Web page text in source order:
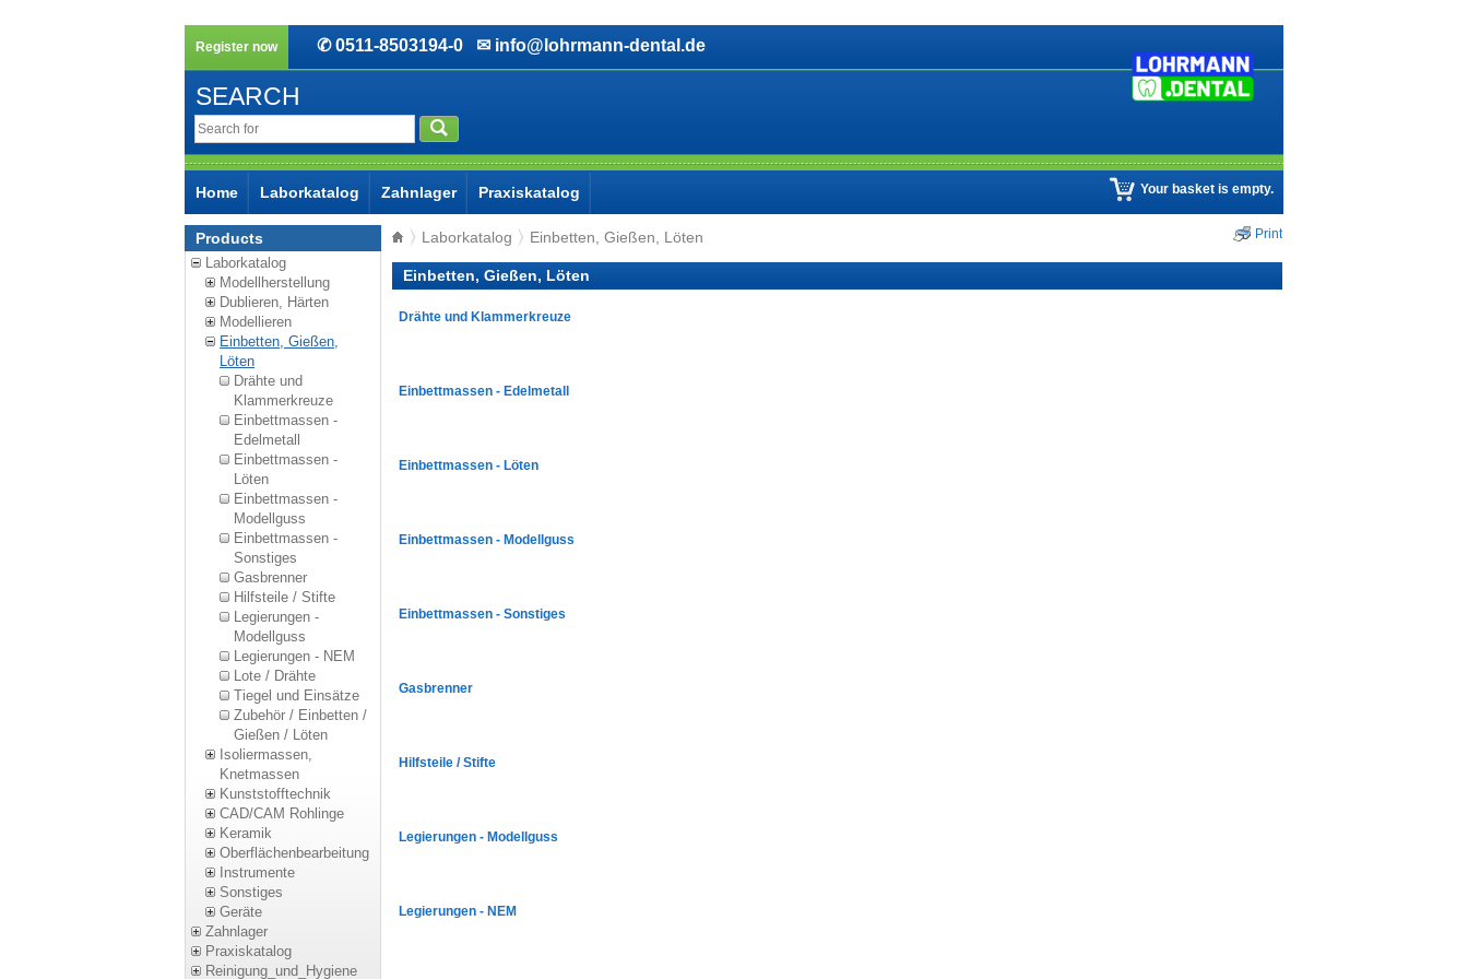
Register now ✆ 0511-8503194-0 ✉ info@lohrmann-dental.de
SEARCH
Home Laborkatalog Zahnlager Praxiskatalog Your basket is empty.
Products
Laborkatalog
Modellherstellung
Dublieren, Härten
Modellieren
Einbetten, Gießen,
Löten
Drähte und
Klammerkreuze
Einbettmassen -
Edelmetall
Einbettmassen -
Löten
Einbettmassen -
Modellguss
Einbettmassen -
Sonstiges
Gasbrenner
Hilfsteile / Stifte
Legierungen -
Modellguss
Legierungen - NEM
Lote / Drähte
Tiegel und Einsätze
Zubehör / Einbetten /
Gießen / Löten
Isoliermassen,
Knetmassen
Kunststofftechnik
CAD/CAM Rohlinge
Keramik
Oberflächenbearbeitung
Instrumente
Sonstiges
Geräte
Zahnlager
Praxiskatalog
Reinigung_und_Hygiene
Print
Laborkatalog Einbetten, Gießen, Löten
Einbetten, Gießen, Löten
Drähte und Klammerkreuze
Einbettmassen - Edelmetall
Einbettmassen - Löten
Einbettmassen - Modellguss
Einbettmassen - Sonstiges
Gasbrenner
Hilfsteile / Stifte
Legierungen - Modellguss
Legierungen - NEM